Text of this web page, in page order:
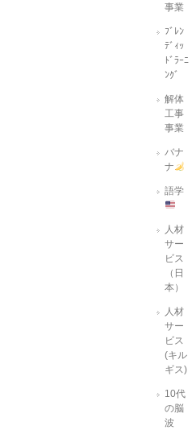
事業
ﾌﾞﾚﾝ
ﾃﾞｨｯ
ﾄﾞﾗｰﾆ
ﾝｸﾞ
解体
工事
事業
バナ
ナ
語学
人材
サー
ビス
（日
本）
人材
サー
ビス
(キル
ギス)
10代
の脳
波